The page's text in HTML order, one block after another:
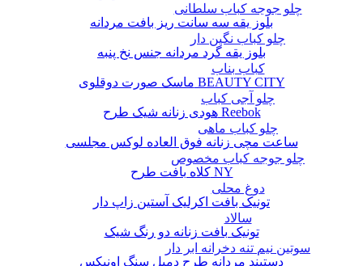
چلو جوجه کباب سلطانی
چلو کباب نگین دار
کباب بناب
چلو آجی کباب
چلو کباب ماهی
چلو جوجه کباب مخصوص
دوغ محلی
سالاد
سوتین نیم تنه دخرانه ابر دار
بلوز یقه سه سانت ریز بافت مردانه
بلوز یقه گرد مردانه جنس نخ پنبه
ماسک صورت دوقلوی BEAUTY CITY
هودی زنانه شیک طرح Reebok
ساعت مچی زنانه فوق العاده لوکس مجلسی
کلاه بافت طرح NY
تونیک بافت اکرلیک آستین زاپ دار
تونیک بافت زنانه دو رنگ شیک
دستبند مردانه طرح دمبل سنگ اونیکس